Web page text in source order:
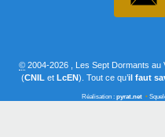
©2004-2026 , Les Sept Dormants au
(CNIL et LcEN). Tout ce qu’il faut
Réalisation : pyrat.net •